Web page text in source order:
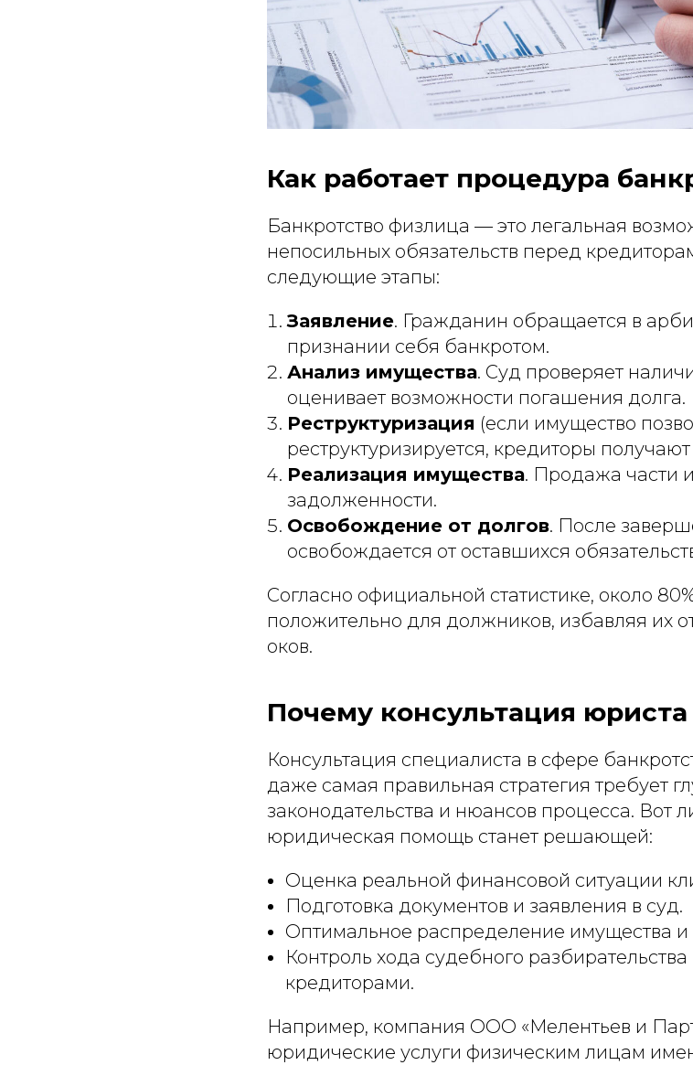
Как работает процедура
Банкротство физлица — это легальная
непосильных обязательств перед
следующие этапы:
Заявление. Гражданин обращается в
признании себя банкротом.
Анализ имущества. Суд проверяет
оценивает возможности погашения долга.
Реструктуризация (если имущество
реструктуризируется, кредиторы
Реализация имущества. Продажа части
задолженности.
Освобождение от долгов. После
освобождается от оставшихся
Согласно официальной статистике, около
положительно для должников, избавляя их
оков.
Почему консультация
Консультация специалиста в сфере
даже самая правильная стратегия требует
законодательства и нюансов процесса. Вот
юридическая помощь станет решающей:
Оценка реальной финансовой ситуации
Подготовка документов и заявления в суд.
Оптимальное распределение имущества и
Контроль хода судебного
кредиторами.
Например, компания ООО «Мелентьев и
юридические услуги физическим лицам